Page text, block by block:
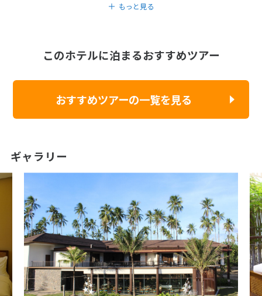
もっと見る
このホテルに泊まるおすすめツアー
おすすめツアーの一覧を見る
ギャラリー